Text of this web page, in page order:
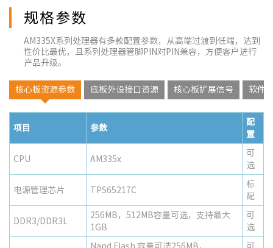
规格参数
AM335X系列处理器有多款配置参数，从高端过渡到低端，达到
性价比最优，且系列处理器管脚PIN对PIN兼容，方便客户进行
产品升级。
核心板资源参数 底板外设接口资源 核心板扩展信号 软件
项目 参数
配
置
CPU AM335x
可
选
电源管理芯片 TPS65217C
标
配
DDR3/DDR3L
256MB，512MB容量可选，支持最大
1GB
可
选